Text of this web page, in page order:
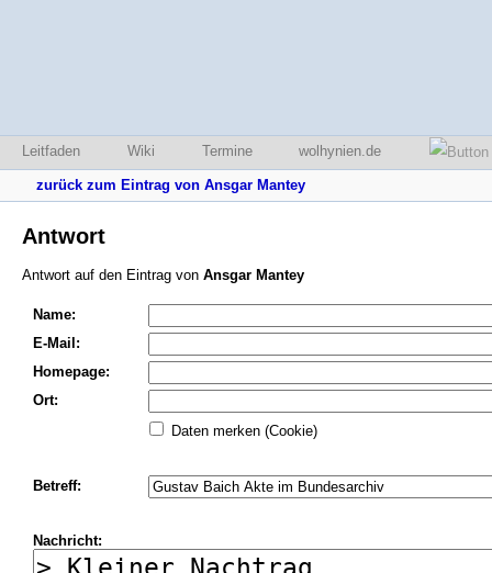
Leitfaden Wiki Termine wolhynien.de
zurück zum Eintrag von Ansgar Mantey
Antwort
Antwort auf den Eintrag von Ansgar Mantey
Name:
E-Mail:
Homepage:
Ort:
Daten merken (Cookie)
Betreff:
Nachricht: